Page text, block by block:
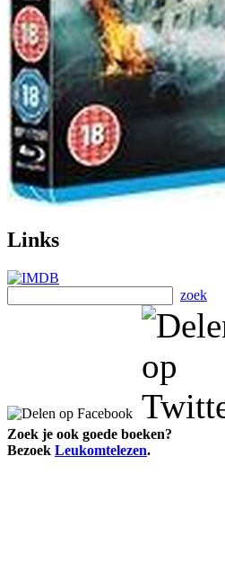
Links
zoek
Zoek je ook goede boeken?
Bezoek Leukomtelezen.